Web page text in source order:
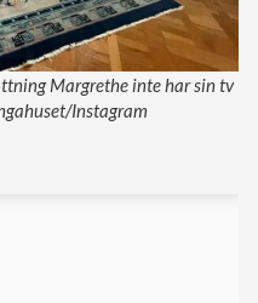
Margrethe inte har sin tv
Instagram